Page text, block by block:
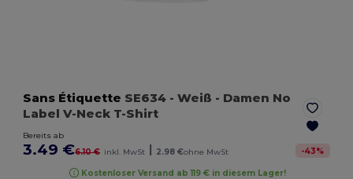
Sans Étiquette SE634 - Weiß - Damen No
Label V-Neck T-Shirt
Bereits ab
3.49 €6.10 € inkl. MwSt | 2.98 €ohne MwSt -43%
Kostenloser Versand ab 119 € in diesem Lager!